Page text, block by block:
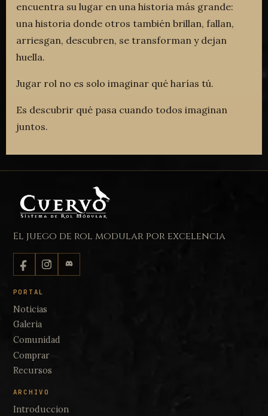
encuentra su lugar en una historia más grande:
una historia donde otros también brillan, fallan,
arriesgan, descubren, se transforman y dejan
huella.
Jugar rol no es solo imaginar qué harías tú.
Es descubrir qué pasa cuando todos imaginan
juntos.
El juego de rol modular por excelencia
PORTAL
Noticias
Galeria
Comunidad
Comprar
Recursos
ARCHIVO
Introduccion